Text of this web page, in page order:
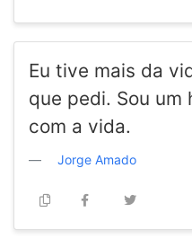
Eu tive mais da
que pedi. Sou um
com a vida.
Jorge Amado